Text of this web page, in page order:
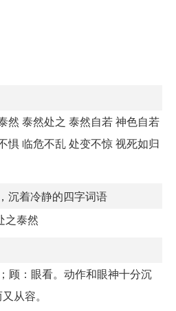
然 泰然处之 泰然自若 神色自若
惧 临危不乱 处变不惊 视死如归
沉着冷静的四字词语
泰然
顾：眼看。动作和眼神十分沉
从容。